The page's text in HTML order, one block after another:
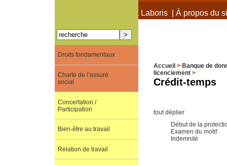
À propos de Terra Laboris| À propos du
Accueil > Banque de
licenciement>
Crédit-temps
tout déplier
Début de la
Examen du motif
Indemnité
Droits fondamentaux
Charte de l’assuré
social
Concertation /
Participation
Bien-être au travail
Relation de travail